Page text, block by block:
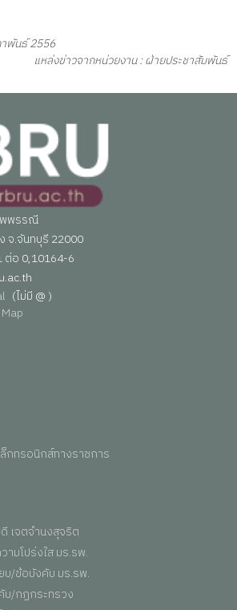
พันธ์ 2556
แหล่งข่าวจากหน่วยงาน : ฝ่ายประชาสัมพันธ์
พพรรณี
จ.จันทบุรี 22000
ต่อ 0,10164-6
(ไม่มี @ )
กทรอนิกส์ทางราชการ
เจตจำนงสุจริต
มโปร่งใส มร.รพ.
บ/ข้อบังคับ มร.รพ.
บ/กฏกระทรวง